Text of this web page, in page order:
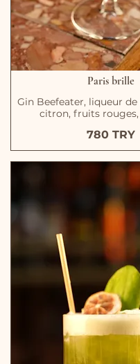
Paris brille
Gin Beefeater, liqueur
citron, fruits rouges,
780 TRY